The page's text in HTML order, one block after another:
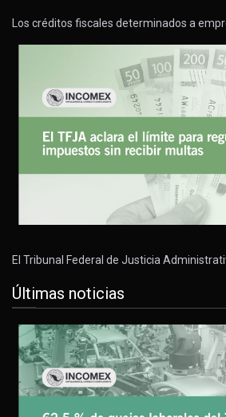
Los créditos fiscales determinados a
El Tribunal Federal de Justicia
Últimas noticias